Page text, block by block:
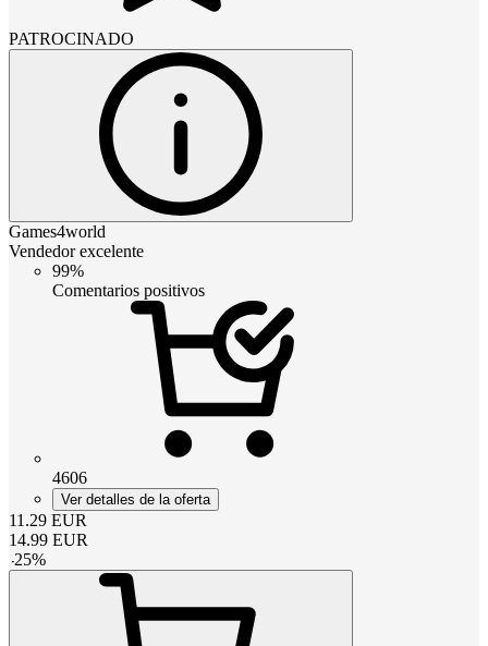
PATROCINADO
Games4world
Vendedor excelente
99%
Comentarios positivos
4606
Ver detalles de la oferta
11.29 EUR
14.99 EUR
-25%